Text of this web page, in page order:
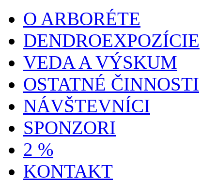
O ARBORÉTE
DENDROEXPOZÍCIE
VEDA A VÝSKUM
OSTATNÉ ČINNOSTI
NÁVŠTEVNÍCI
SPONZORI
2 %
KONTAKT